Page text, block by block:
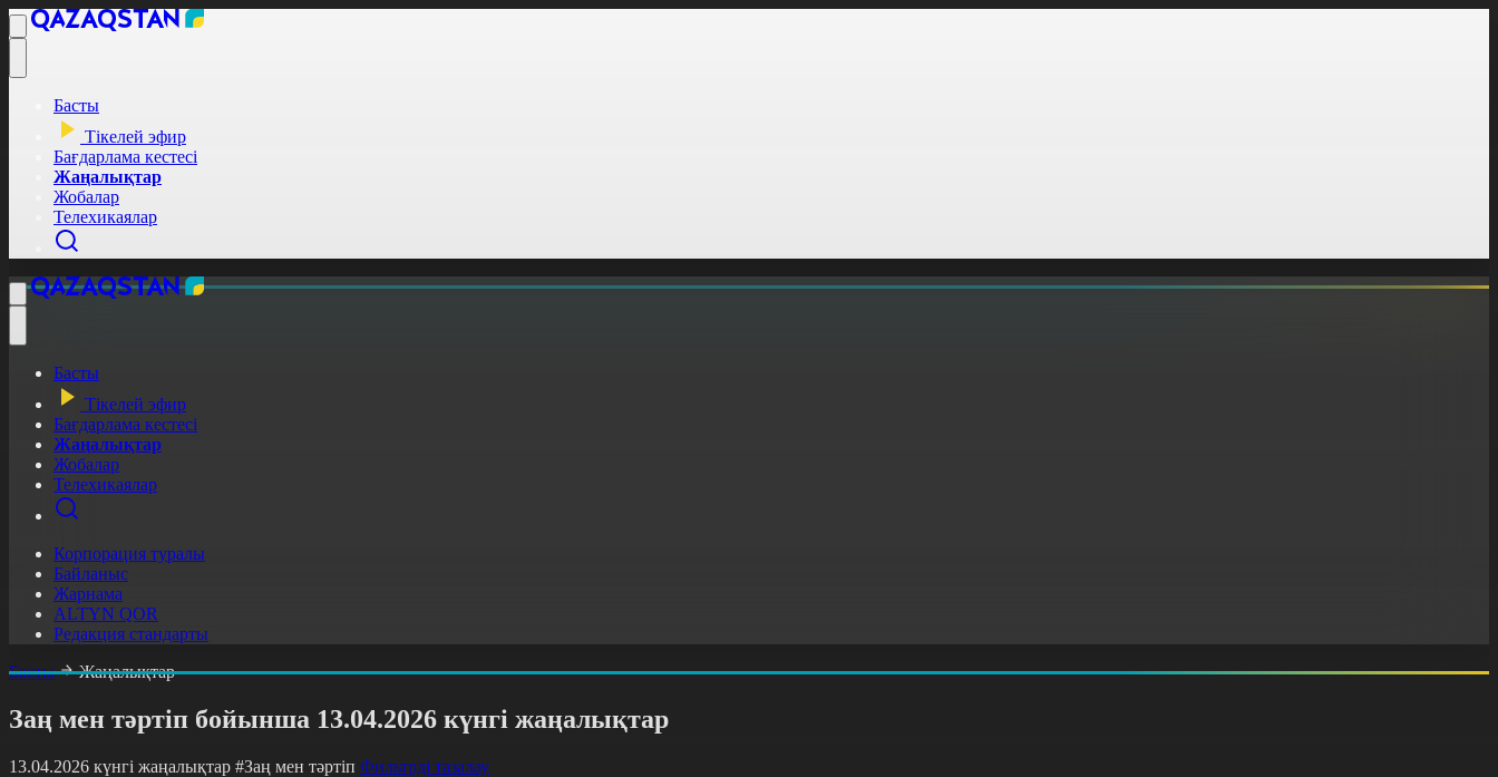
Басты
Тікелей эфир
Бағдарлама кестесі
Жаңалықтар
Жобалар
Телехикаялар
Басты
Тікелей эфир
Бағдарлама кестесі
Жаңалықтар
Жобалар
Телехикаялар
Корпорация туралы
Байланыс
Жарнама
ALTYN QOR
Редакция стандарты
Басты
Жаңалықтар
Заң мен тәртіп бойынша 13.04.2026 күнгі жаңалықтар
13.04.2026 күнгі жаңалықтар #Заң мен тәртіп Фильтрді тазалау